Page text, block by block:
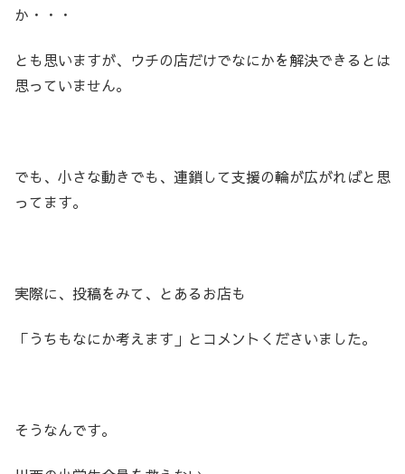
か・・・
とも思いますが、ウチの店だけでなにかを解決できるとは
思っていません。
でも、小さな動きでも、連鎖して支援の輪が広がればと思
ってます。
実際に、投稿をみて、とあるお店も
「うちもなにか考えます」とコメントくださいました。
そうなんです。